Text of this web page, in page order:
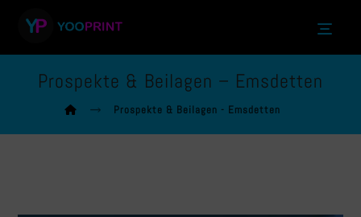
Prospekte & Beilagen – Emsdetten
Prospekte & Beilagen - Emsdetten